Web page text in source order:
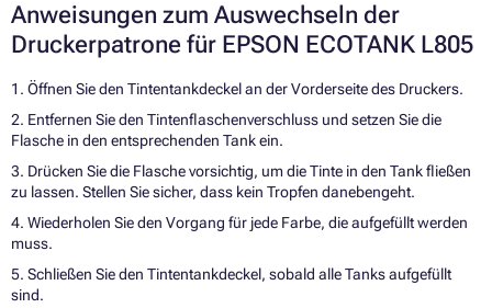
Anweisungen zum Auswechseln der
Druckerpatrone für EPSON ECOTANK L805
1. Öffnen Sie den Tintentankdeckel an der Vorderseite des Druckers.
2. Entfernen Sie den Tintenflaschenverschluss und setzen Sie die
Flasche in den entsprechenden Tank ein.
3. Drücken Sie die Flasche vorsichtig, um die Tinte in den Tank fließen
zu lassen. Stellen Sie sicher, dass kein Tropfen danebengeht.
4. Wiederholen Sie den Vorgang für jede Farbe, die aufgefüllt werden
muss.
5. Schließen Sie den Tintentankdeckel, sobald alle Tanks aufgefüllt
sind.